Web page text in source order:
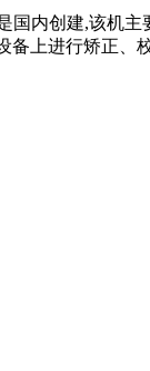
国内创建,该机
上进行矫正、校